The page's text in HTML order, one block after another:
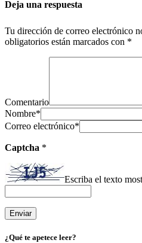
Deja una respuesta
Tu dirección de correo electrónico
obligatorios están marcados con *
Comentario
Nombre*
Correo electrónico*
Captcha *
Escriba el texto
¿Qué te apetece leer?